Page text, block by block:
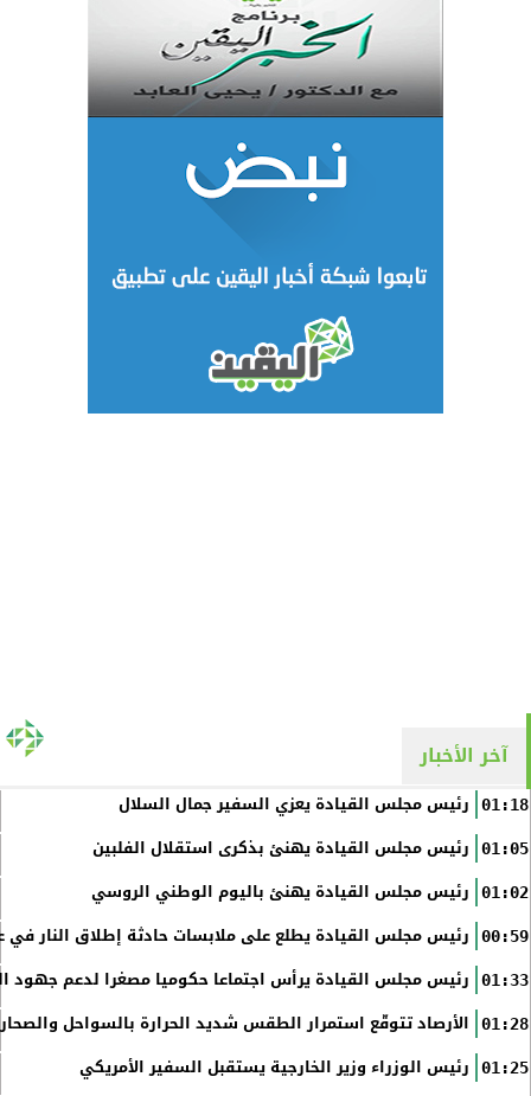
آخر الأخبار
01:18 رئيس مجلس القيادة يعزي السفير جمال السلال
01:05 رئيس مجلس القيادة يهنئ بذكرى استقلال الفلبين
01:02 رئيس مجلس القيادة يهنئ باليوم الوطني الروسي
00:59 رئيس مجلس القيادة يطلع على ملابسات حادثة إطلاق النار في
01:33 رئيس مجلس القيادة يرأس اجتماعا حكوميا مصغرا لدعم جهود
01:28 الأرصاد تتوقّع استمرار الطقس شديد الحرارة بالسواحل
01:25 رئيس الوزراء وزير الخارجية يستقبل السفير الأمريكي